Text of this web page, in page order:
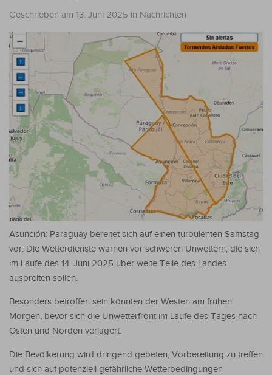
Geschrieben am 13. Juni 2025 in Nachrichten
Asunción: Paraguay bereitet sich auf einen turbulenten Samstag
vor. Die Wetterdienste warnen vor schweren Unwettern, die sich
im Laufe des 14. Juni 2025 über weite Teile des Landes
ausbreiten sollen.
Besonders betroffen sein könnten der Westen am frühen
Morgen, bevor sich die Unwetterfront im Laufe des Tages nach
Osten und Norden verlagert.
Die Bevölkerung wird dringend gebeten, Vorbereitung zu treffen
und sich auf potenziell gefährliche Wetterbedingungen